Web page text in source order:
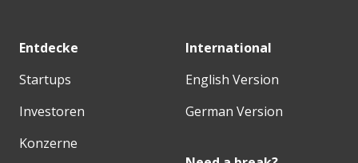
Entdecke
Startups
Investoren
Konzerne
International
English Version
German Version